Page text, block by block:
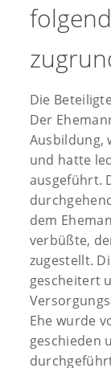
Die
Der
Ausbildung,
und hatte
ausgeführt.
dem
verbüßte,
zugestellt.
gescheitert
Ehe wurde
geschieden